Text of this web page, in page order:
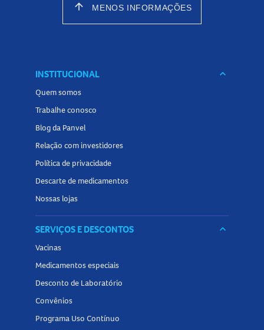
arrow_upward MENOS INFORMAÇÕES
INSTITUCIONAL keyboard_arrow_down
Quem somos
Trabalhe conosco
Blog da Panvel
Relação com investidores
Política de privacidade
Descarte de medicamentos
Nossas lojas
SERVIÇOS E DESCONTOS keyboard_arrow_down
Vacinas
Medicamentos especiais
Desconto de Laboratório
Convênios
Programa Uso Contínuo